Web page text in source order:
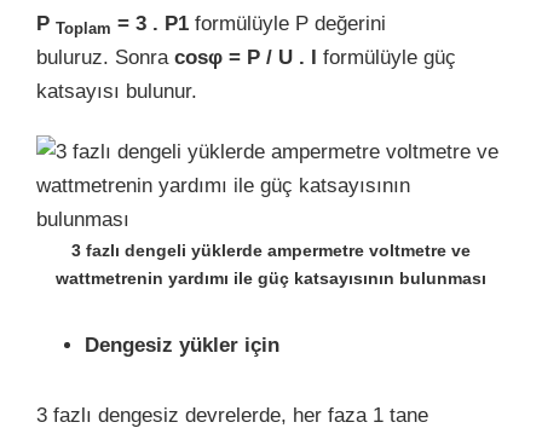
P Toplam = 3 . P1 formülüyle P değerini
buluruz. Sonra cosφ = P / U . I
formülüyle güç
katsayısı bulunur.
3 fazlı dengeli yüklerde ampermetre voltmetre ve
wattmetrenin yardımı ile güç katsayısının bulunması
Dengesiz yükler için
3 fazlı dengesiz devrelerde, her faza 1 tane